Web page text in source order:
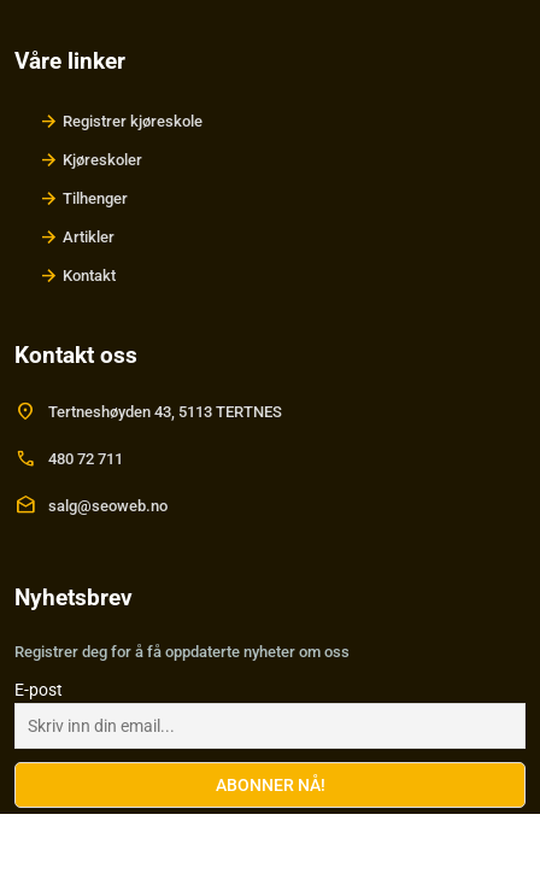
Våre linker
Registrer kjøreskole
Kjøreskoler
Tilhenger
Artikler
Kontakt
Kontakt oss
location_on Tertneshøyden 43, 5113 TERTNES
call 480 72 711
drafts salg@seoweb.no
Nyhetsbrev
Registrer deg for å få oppdaterte nyheter om oss
E-post